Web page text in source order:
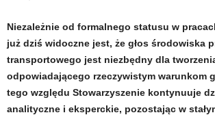
Niezależnie od formalnego statusu w
już dziś widoczne jest, że głos środowiska
transportowego jest niezbędny dla
odpowiadającego rzeczywistym warunkom
tego względu Stowarzyszenie kontynuuje
analityczne i eksperckie, pozostając w